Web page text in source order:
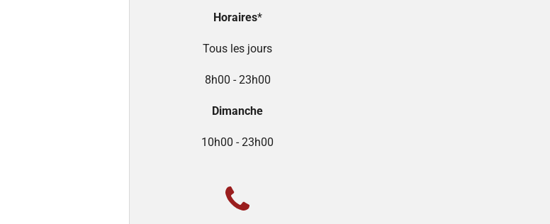
Horaires*
Tous les jours
8h00 - 23h00
Dimanche
10h00 - 23h00